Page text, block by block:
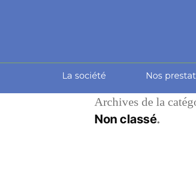
La société Nos
Archives de la
Non classé